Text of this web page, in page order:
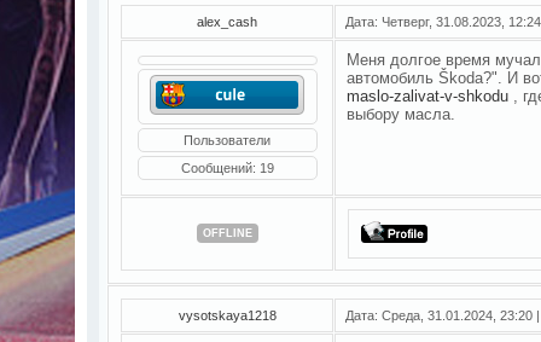
alex_cash Дата: Четверг, 31.08.2023,
Пользователи
Сообщений: 19
Меня долгое время
автомобиль Škoda?". И
maslo-zalivat-v-shkodu ,
выбору масла.
OFFLINE
vysotskaya1218 Дата: Среда, 31.01.2024,